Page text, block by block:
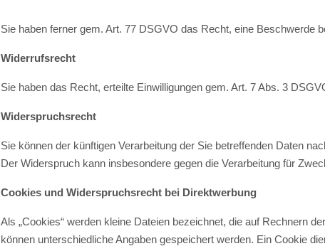
Sie haben ferner gem. Art. 77 DSGVO das Recht, eine Beschwerde
Widerrufsrecht
Sie haben das Recht, erteilte Einwilligungen gem. Art. 7 Abs. 3
Widerspruchsrecht
Sie können der künftigen Verarbeitung der Sie betreffenden Daten
Der Widerspruch kann insbesondere gegen die Verarbeitung für
Cookies und Widerspruchsrecht bei Direktwerbung
Als „Cookies“ werden kleine Dateien bezeichnet, die auf Rechnern
können unterschiedliche Angaben gespeichert werden. Ein Cookie